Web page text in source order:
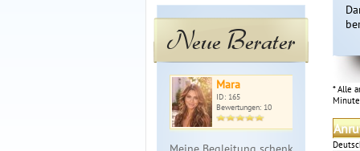
Neue Berater
Mara
ID: 165
Bewertungen: 10
ID:
* Alle